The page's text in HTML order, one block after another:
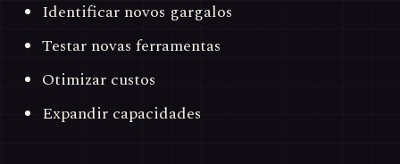
Identificar novos gargalos
Testar novas ferramentas
Otimizar custos
Expandir capacidades